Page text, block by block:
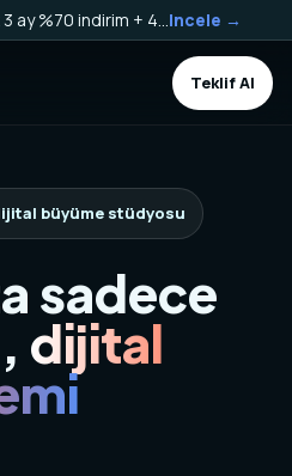
Incele →
Teklif Al
büyüme stüdyosu
sadece
dijital